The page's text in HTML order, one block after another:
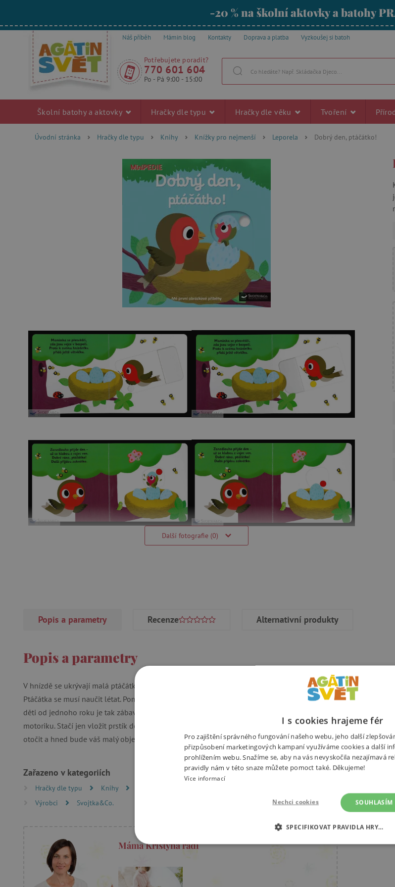
-20 % na školní aktovky a batohy
Náš příběh Mámin blog Kontakty Doprava a platba Vyzkoušej si batoh
Potřebujete poradit?
770 601 604
Po - Pá 9:00 - 15:00
Školní batohy a aktovky Hračky dle typu Hračky dle věku Tvoření
Úvodní stránka Hračky dle typu Knihy Knížky pro nejmenší Leporela Dobrý den, ptáčátko!
Další fotografie (0)
Popis a parametry Recenze Alternativní produkty
Popis a parametry
V hnízdě se ukrývají malá ptáčátka. Ale kdepak mají maminku? Už letí a nese něco k snědku.
Ptáčátka se musí naučit létat. Pomůžeš jim? Objevovat svět s tímto leporelem pro nejmenší
děti od jednoho roku je tak zábavné! Pevné stránky s pohyblivými prvky procvičí i jemnou
motoriku. Stačí jen vložit prstík do správného otvoru a lehce vysunout, zatáhnout nebo
otočit a hned bude váš malý objevitel znát odpovědi. Knížka obsahuje prvky Montessori.
Zařazeno v kategoriích
Hračky dle typu Knihy
Výrobci
Svojtka&Co.
Máma Kristýna radí
I s cookies hrajeme fér
Pro zajištění správného fungování našeho webu, jeho další
přizpůsobení marketingových kampaní využíváme cookies a další
prohlížením webu. Snažíme se, aby na vás nevyskočila nezajímavá
pravidly nám v této snaze můžete pomoct také. Děkujeme!
Více informací
SOUHLASÍM
Nechci cookies
SPECIFIKOVAT PRAVIDLA HRY…
NEZBYTNĚ NUTNÉ COOKIES ANALYTICKÉ COOKIES
FUNKČNÍ SOUBORY